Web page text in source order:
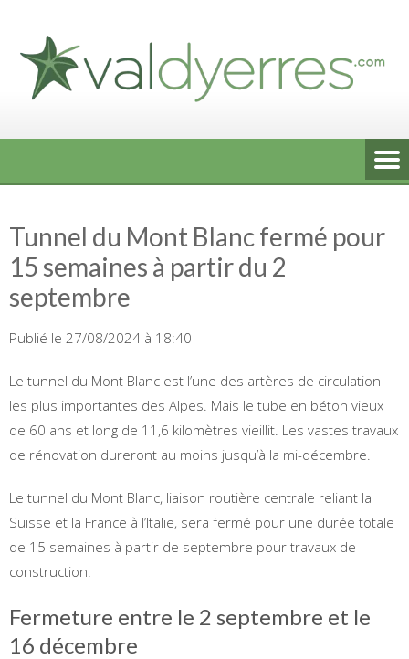
content
Tunnel du Mont Blanc fermé pour
15 semaines à partir du 2
septembre
Publié le 27/08/2024 à 18:40
Le tunnel du Mont Blanc est l’une des artères de circulation
les plus importantes des Alpes. Mais le tube en béton vieux
de 60 ans et long de 11,6 kilomètres vieillit. Les vastes travaux
de rénovation dureront au moins jusqu’à la mi-décembre.
Le tunnel du Mont Blanc, liaison routière centrale reliant la
Suisse et la France à l’Italie, sera fermé pour une durée totale
de 15 semaines à partir de septembre pour travaux de
construction.
Fermeture entre le 2 septembre et le
16 décembre